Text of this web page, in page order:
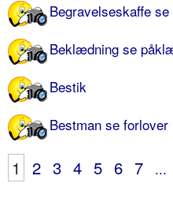
Begravelseskaffe
Beklædning se
Bestik
Bestman se forlover
1 2 3 4 5 6 7 ...